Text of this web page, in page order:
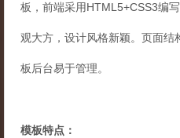
板，前端采用HTML5+CSS3编
观大方，设计风格新颖。页面
板后台易于管理。
模板特点：